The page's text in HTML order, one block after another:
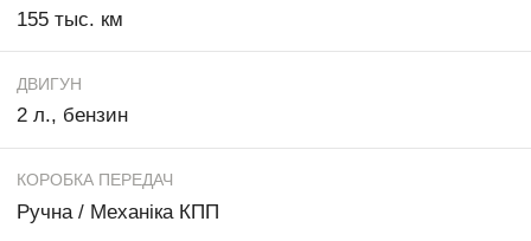
155 тыс. км
ДВИГУН
2 л., бензин
КОРОБКА ПЕРЕДАЧ
Ручна / Механіка КПП